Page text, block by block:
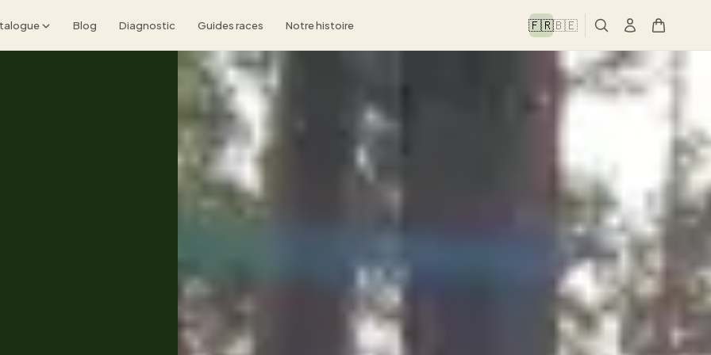
Blog Diagnostic Guides races Notre histoire 🇫🇷🇧🇪